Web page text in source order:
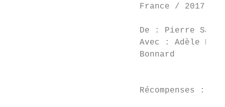
France / 2017
De : Pierre
Avec : Adèle
Bonnard
                          Récompenses :